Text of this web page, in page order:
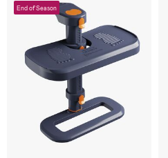
End of Season